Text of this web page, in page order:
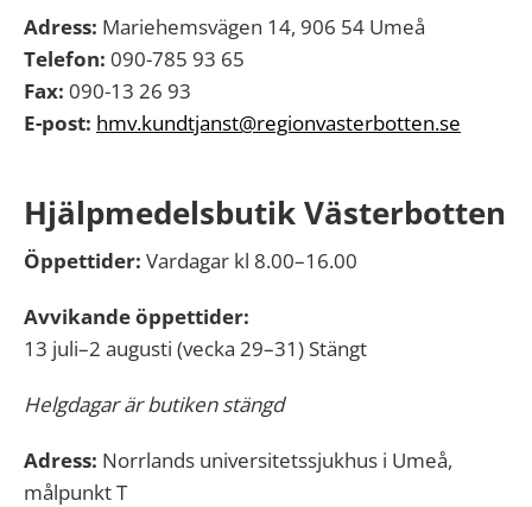
Adress: Mariehemsvägen 14, 906 54 Umeå
Telefon: 090-785 93 65
Fax: 090-13 26 93
E-post: hmv.kundtjanst@regionvasterbotten.se
Hjälpmedelsbutik Västerbotten
Öppettider: Vardagar kl 8.00–16.00
Avvikande öppettider:
13 juli–2 augusti (vecka 29–31) Stängt
Helgdagar är butiken stängd
Adress: Norrlands universitetssjukhus i Umeå,
målpunkt T